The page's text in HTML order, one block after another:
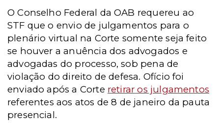
O Conselho Federal da OAB requereu ao
STF que o envio de julgamentos para o
plenário virtual na Corte somente seja feito
se houver a anuência dos advogados e
advogadas do processo, sob pena de
violação do direito de defesa. Ofício foi
enviado após a Corte retirar os julgamentos
referentes aos atos de 8 de janeiro da pauta
presencial.